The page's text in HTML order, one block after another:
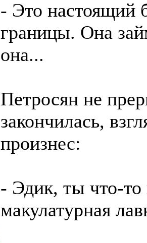
- Это настоящий
границы. Она
она...
Петросян не
закончилась,
произнес:
- Эдик, ты что-то
макулатурная